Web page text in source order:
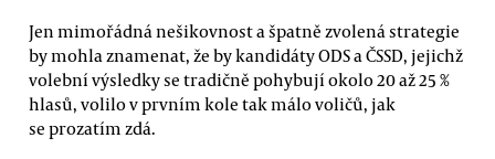
Jen mimořádná nešikovnost a špatně zvolená strategie
by mohla znamenat, že by kandidáty ODS a ČSSD, jejichž
volební výsledky se tradičně pohybují okolo 20 až 25 %
hlasů, volilo v prvním kole tak málo voličů, jak
se prozatím zdá.